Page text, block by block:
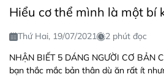
Hiểu cơ thể mình là một bí
Thứ Hai, 19/07/2021
2 phút đọc
NHẬN BIẾT 5 DÁNG NGƯỜI CƠ BẢN
bạn thắc mắc bản thân dù ăn rất ít